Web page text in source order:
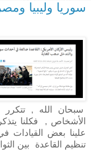
سوريا وليبيا
سبحان الله ,
الأشخاص , فكلنا
علينا بعض القيادات
تنظيم القاعدة بين